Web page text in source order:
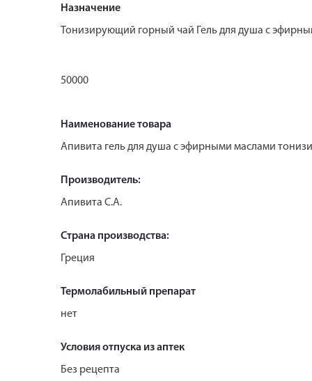
Назначение
Тонизирующий горный чай Гель для душа с
50000
Наименование товара
Апивита гель для душа с эфирными маслами
Производитель:
Апивита С.А.
Страна производства:
Греция
Термолабильный препарат
нет
Условия отпуска из аптек
Без рецепта